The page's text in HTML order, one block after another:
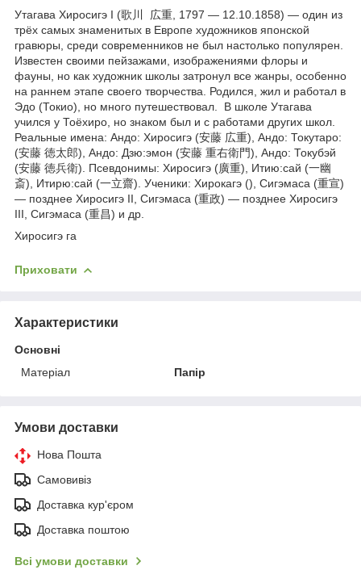
Утагава Хиросигэ I (歌川 広重, 1797 — 12.10.1858) — один из
трёх самых знаменитых в Европе художников японской
гравюры, среди современников не был настолько популярен.
Известен своими пейзажами, изображениями флоры и
фауны, но как художник школы затронул все жанры, особенно
на раннем этапе своего творчества. Родился, жил и работал в
Эдо (Токио), но много путешествовал. В школе Утагава
учился у Тоёхиро, но знаком был и с работами других школ.
Реальные имена: Андо: Хиросигэ (安藤 広重), Андо: Токутаро:
(安藤 徳太郎), Андо: Дзю:эмон (安藤 重右衛門), Андо: Токубэй
(安藤 徳兵衛). Псевдонимы: Хиросигэ (廣重), Итию:сай (一幽
斎), Итирю:сай (一立齋). Ученики: Хирокагэ (), Сигэмаса (重宣)
— позднее Хиросигэ II, Сигэмаса (重政) — позднее Хиросигэ
III, Сигэмаса (重昌) и др.
Хиросигэ га
Приховати
Характеристики
Основні
Матеріал
Папір
Умови доставки
Нова Пошта
Самовивіз
Доставка кур'єром
Доставка поштою
Всі умови доставки